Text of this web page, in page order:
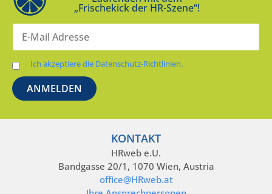
„Frischekick der HR-Szene“!
Ich akzeptiere die Datenschutz-Richtlinien.
KONTAKT
HRweb e.U.
Bandgasse 20/1, 1070 Wien, Austria
office@HRweb.at